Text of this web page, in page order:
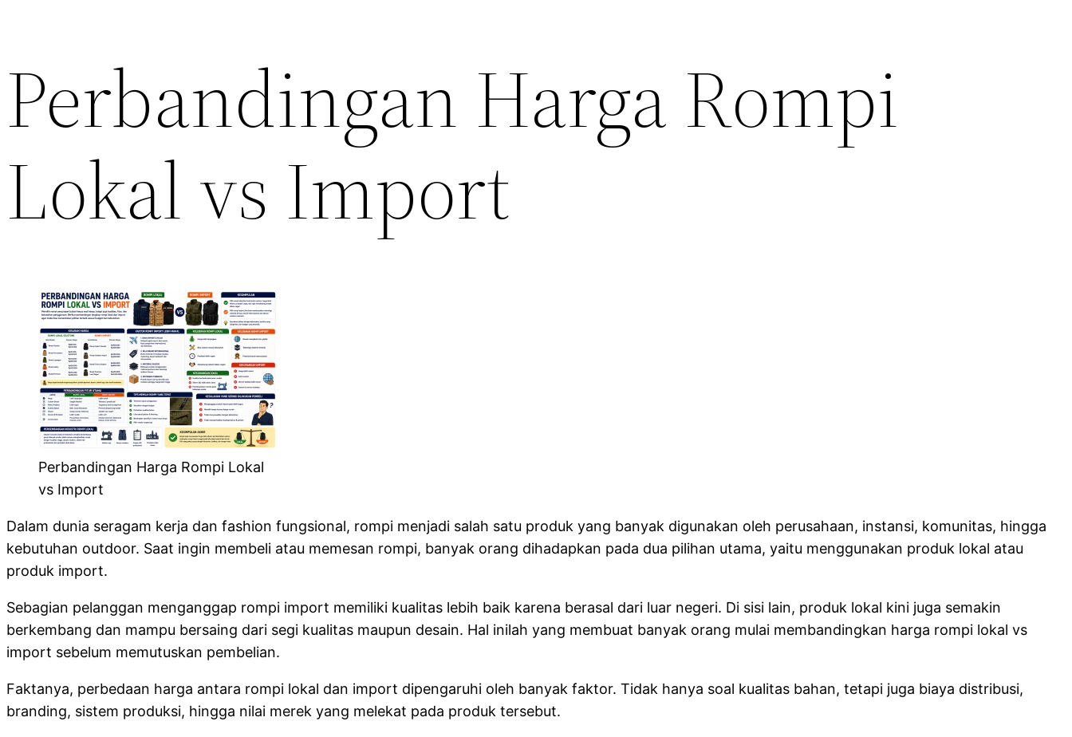
Perbandingan Harga Rompi
Lokal vs Import
Perbandingan Harga Rompi Lokal
vs Import
Dalam dunia seragam kerja dan fashion fungsional, rompi menjadi salah satu produk yang banyak digunakan oleh perusahaan, instansi, komunitas, hingga
kebutuhan outdoor. Saat ingin membeli atau memesan rompi, banyak orang dihadapkan pada dua pilihan utama, yaitu menggunakan produk lokal atau
produk import.
Sebagian pelanggan menganggap rompi import memiliki kualitas lebih baik karena berasal dari luar negeri. Di sisi lain, produk lokal kini juga semakin
berkembang dan mampu bersaing dari segi kualitas maupun desain. Hal inilah yang membuat banyak orang mulai membandingkan harga rompi lokal vs
import sebelum memutuskan pembelian.
Faktanya, perbedaan harga antara rompi lokal dan import dipengaruhi oleh banyak faktor. Tidak hanya soal kualitas bahan, tetapi juga biaya distribusi,
branding, sistem produksi, hingga nilai merek yang melekat pada produk tersebut.